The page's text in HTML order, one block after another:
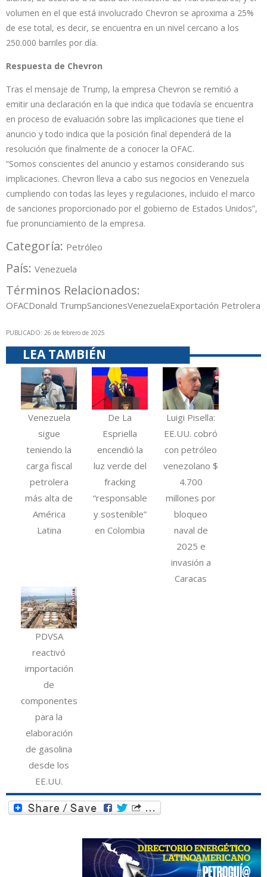
volumen en el que está involucrado Chevron se aproxima a 25%
de ese total, es decir, se encuentra en un nivel cercano a los
250.000 barriles por día.
Respuesta de Chevron
Tras el mensaje de Trump, la empresa Chevron se remitió a
emitir una declaración en la que indica que todavía se encuentra
en proceso de evaluación sobre las implicaciones que tiene el
anuncio y todo indica que la posición final dependerá de la
resolución que finalmente de a conocer la OFAC.
“Somos conscientes del anuncio y estamos considerando sus
implicaciones. Chevron lleva a cabo sus negocios en Venezuela
cumpliendo con todas las leyes y regulaciones, incluido el marco
de sanciones proporcionado por el gobierno de Estados Unidos”,
fue pronunciamiento de la empresa.
Categoría: Petróleo
País: Venezuela
Términos Relacionados:
OFACDonald TrumpSancionesVenezuelaExportación Petrolera
PUBLICADO: 26 de febrero de 2025
LEA TAMBIÉN
Venezuela
sigue
teniendo la
carga fiscal
petrolera
más alta de
América
Latina
De La
Espriella
encendió la
luz verde del
fracking
“responsable
y sostenible”
en Colombia
Luigi Pisella:
EE.UU. cobró
con petróleo
venezolano $
4.700
millones por
bloqueo
naval de
2025 e
invasión a
Caracas
PDVSA
reactivó
importación
de
componentes
para la
elaboración
de gasolina
desde los
EE.UU.